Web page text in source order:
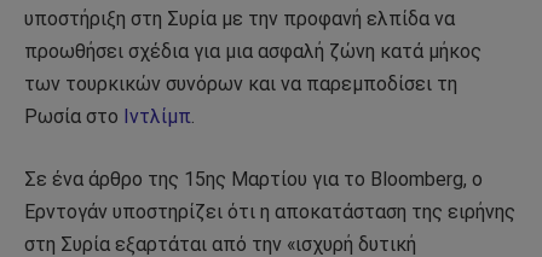
υποστήριξη στη Συρία με την προφανή ελπίδα να
προωθήσει σχέδια για μια ασφαλή ζώνη κατά μήκος
των τουρκικών συνόρων και να παρεμποδίσει τη
Ρωσία στο Ιντλίμπ.
Σε ένα άρθρο της 15ης Μαρτίου για το Bloomberg, ο
Ερντογάν υποστηρίζει ότι η αποκατάσταση της ειρήνης
στη Συρία εξαρτάται από την «ισχυρή δυτική